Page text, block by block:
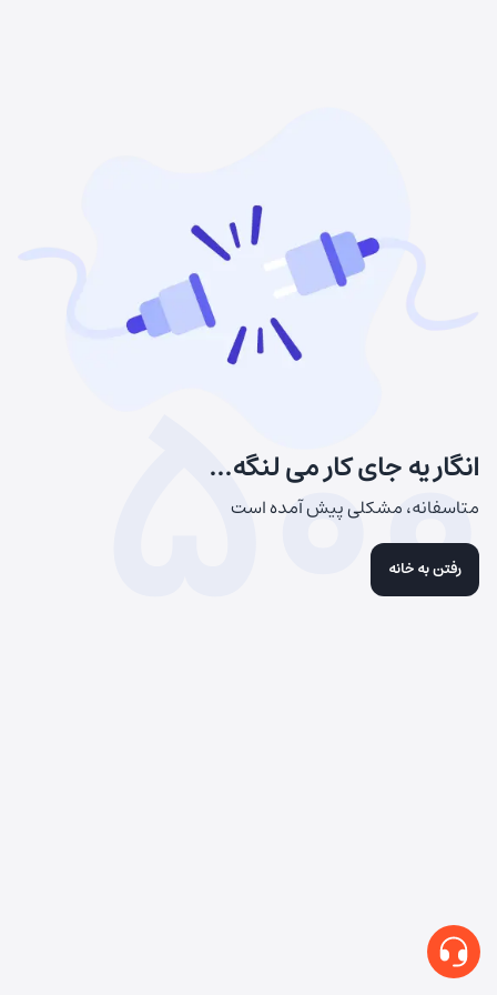
انگار یه جای کار می لنگه...
متاسفانه، مشکلی پیش آمده است
رفتن به خانه
500